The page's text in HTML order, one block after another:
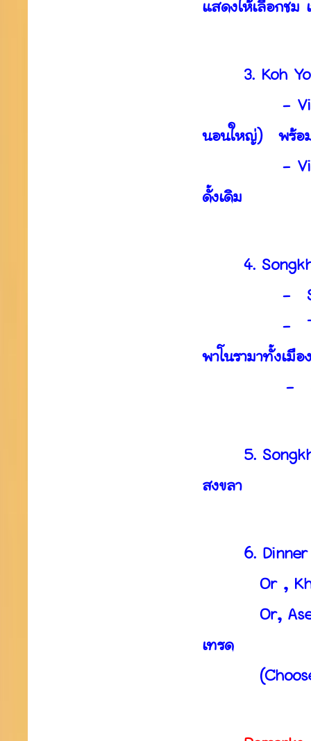
แสดงให้เลือกช
3. Koh
- Visiting
นอนใหญ่) พร้อ
- Visiting
ดั้งเดิม
4.
-
- Tang
พาโนรามาทั้งเมือง
- Samila
5.
สงขลา
6. Dinner
Or ,
Or, Asean
เทรด
(Choose